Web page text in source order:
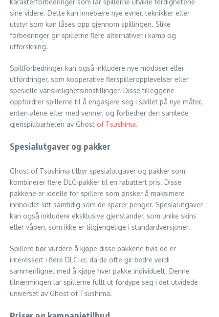
karakterforbedringer som lar spillerne utvikle ferdighetene
sine videre. Dette kan innebære nye evner, teknikker eller
utstyr som kan låses opp gjennom spillingen. Slike
forbedringer gir spillerne flere alternativer i kamp og
utforskning.
Spillforbedringer kan også inkludere nye moduser eller
utfordringer, som kooperative flerspilleropplevelser eller
spesielle vanskelighetsinnstillinger. Disse tilleggene
oppfordrer spillerne til å engasjere seg i spillet på nye måter,
enten alene eller med venner, og forbedrer den samlede
gjenspillbarheten av Ghost of Tsushima.
Spesialutgaver og pakker
Ghost of Tsushima tilbyr spesialutgaver og pakker som
kombinerer flere DLC-pakker til en rabattert pris. Disse
pakkene er ideelle for spillere som ønsker å maksimere
innholdet sitt samtidig som de sparer penger. Spesialutgaver
kan også inkludere eksklusive gjenstander, som unike skins
eller våpen, som ikke er tilgjengelige i standardversjoner.
Spillere bør vurdere å kjøpe disse pakkene hvis de er
interessert i flere DLC-er, da de ofte gir bedre verdi
sammenlignet med å kjøpe hver pakke individuelt. Denne
tilnærmingen lar spillerne fullt ut fordype seg i det utvidede
universet av Ghost of Tsushima.